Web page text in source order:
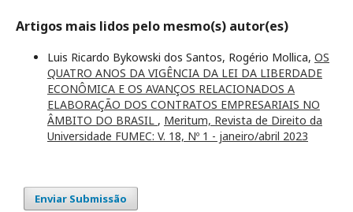
Artigos mais lidos pelo mesmo(s) autor(es)
Luis Ricardo Bykowski dos Santos, Rogério Mollica, OS
QUATRO ANOS DA VIGÊNCIA DA LEI DA LIBERDADE
ECONÔMICA E OS AVANÇOS RELACIONADOS A
ELABORAÇÃO DOS CONTRATOS EMPRESARIAIS NO
ÂMBITO DO BRASIL , Meritum, Revista de Direito da
Universidade FUMEC: V. 18, Nº 1 - janeiro/abril 2023
Enviar Submissão